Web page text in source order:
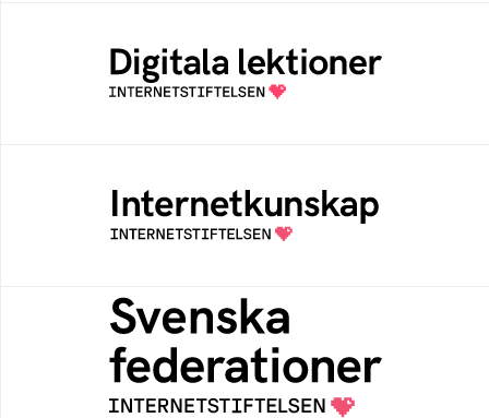
Öppen digital lärresurs med färdiga lektioner
för alla stadier i grundskolan
Samlad kunskap som hjälper dig att bli en
säker och medveten internetanvändare
Svenska federationer
Grunden för medlemskap i en sektors- eller
kontextspecifik federation